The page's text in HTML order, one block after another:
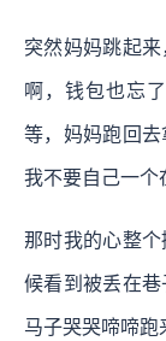
突然妈妈跳起来
啊，钱包也忘
等，妈妈跑回去
我不要自己一个
那时我的心整
候看到被丢在
马子哭哭啼啼跑